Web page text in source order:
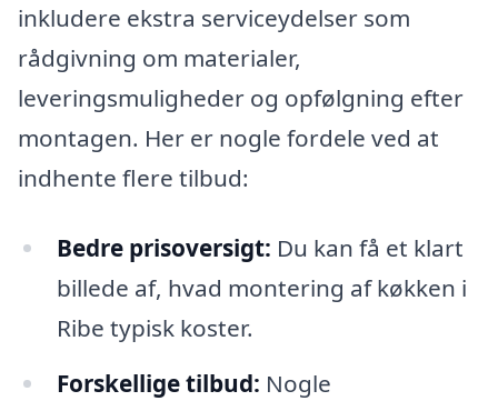
inkludere ekstra serviceydelser som
rådgivning om materialer,
leveringsmuligheder og opfølgning efter
montagen. Her er nogle fordele ved at
indhente flere tilbud:
Bedre prisoversigt: Du kan få et klart
billede af, hvad montering af køkken i
Ribe typisk koster.
Forskellige tilbud: Nogle